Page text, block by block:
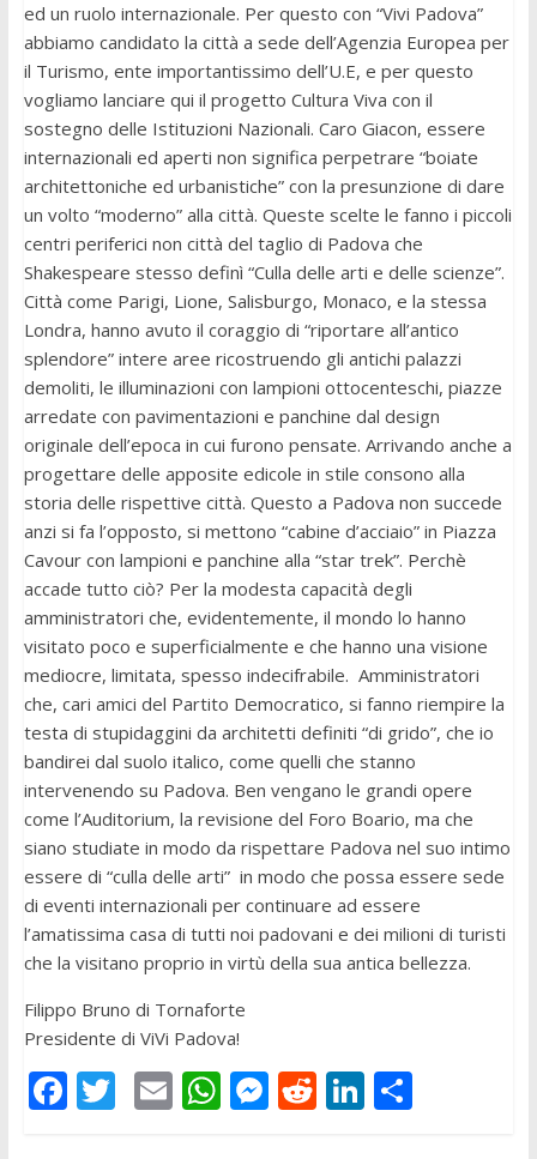
ed un ruolo internazionale. Per questo con “Vivi Padova”
abbiamo candidato la città a sede dell’Agenzia Europea per
il Turismo, ente importantissimo dell’U.E, e per questo
vogliamo lanciare qui il progetto Cultura Viva con il
sostegno delle Istituzioni Nazionali. Caro Giacon, essere
internazionali ed aperti non significa perpetrare “boiate
architettoniche ed urbanistiche” con la presunzione di dare
un volto “moderno” alla città. Queste scelte le fanno i piccoli
centri periferici non città del taglio di Padova che
Shakespeare stesso definì “Culla delle arti e delle scienze”.
Città come Parigi, Lione, Salisburgo, Monaco, e la stessa
Londra, hanno avuto il coraggio di “riportare all’antico
splendore” intere aree ricostruendo gli antichi palazzi
demoliti, le illuminazioni con lampioni ottocenteschi, piazze
arredate con pavimentazioni e panchine dal design
originale dell’epoca in cui furono pensate. Arrivando anche a
progettare delle apposite edicole in stile consono alla
storia delle rispettive città. Questo a Padova non succede
anzi si fa l’opposto, si mettono “cabine d’acciaio” in Piazza
Cavour con lampioni e panchine alla “star trek”. Perchè
accade tutto ciò? Per la modesta capacità degli
amministratori che, evidentemente, il mondo lo hanno
visitato poco e superficialmente e che hanno una visione
mediocre, limitata, spesso indecifrabile. Amministratori
che, cari amici del Partito Democratico, si fanno riempire la
testa di stupidaggini da architetti definiti “di grido”, che io
bandirei dal suolo italico, come quelli che stanno
intervenendo su Padova. Ben vengano le grandi opere
come l’Auditorium, la revisione del Foro Boario, ma che
siano studiate in modo da rispettare Padova nel suo intimo
essere di “culla delle arti” in modo che possa essere sede
di eventi internazionali per continuare ad essere
l’amatissima casa di tutti noi padovani e dei milioni di turisti
che la visitano proprio in virtù della sua antica bellezza.
Filippo Bruno di Tornaforte
Presidente di ViVi Padova!
F T E W M R Li C